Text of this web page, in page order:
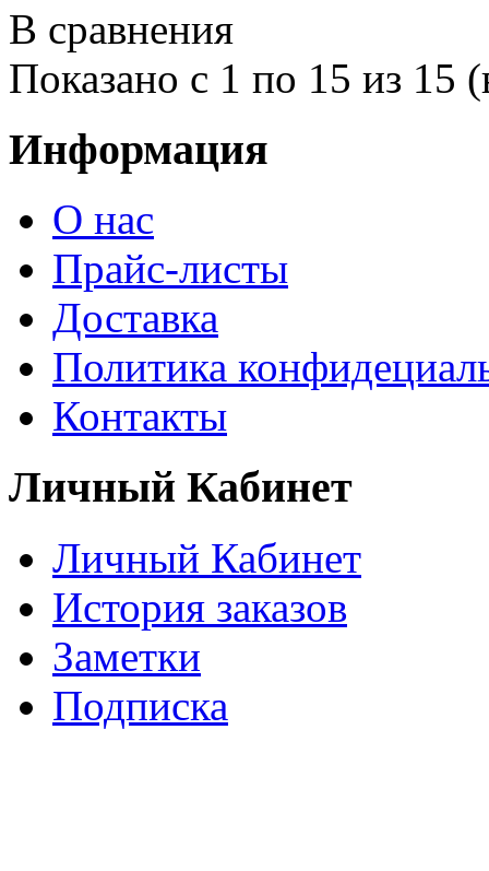
В сравнения
Показано с 1 по 15 из 15
Информация
О нас
Прайс-листы
Доставка
Политика
Контакты
Личный Кабинет
Личный Кабинет
История заказов
Заметки
Подписка